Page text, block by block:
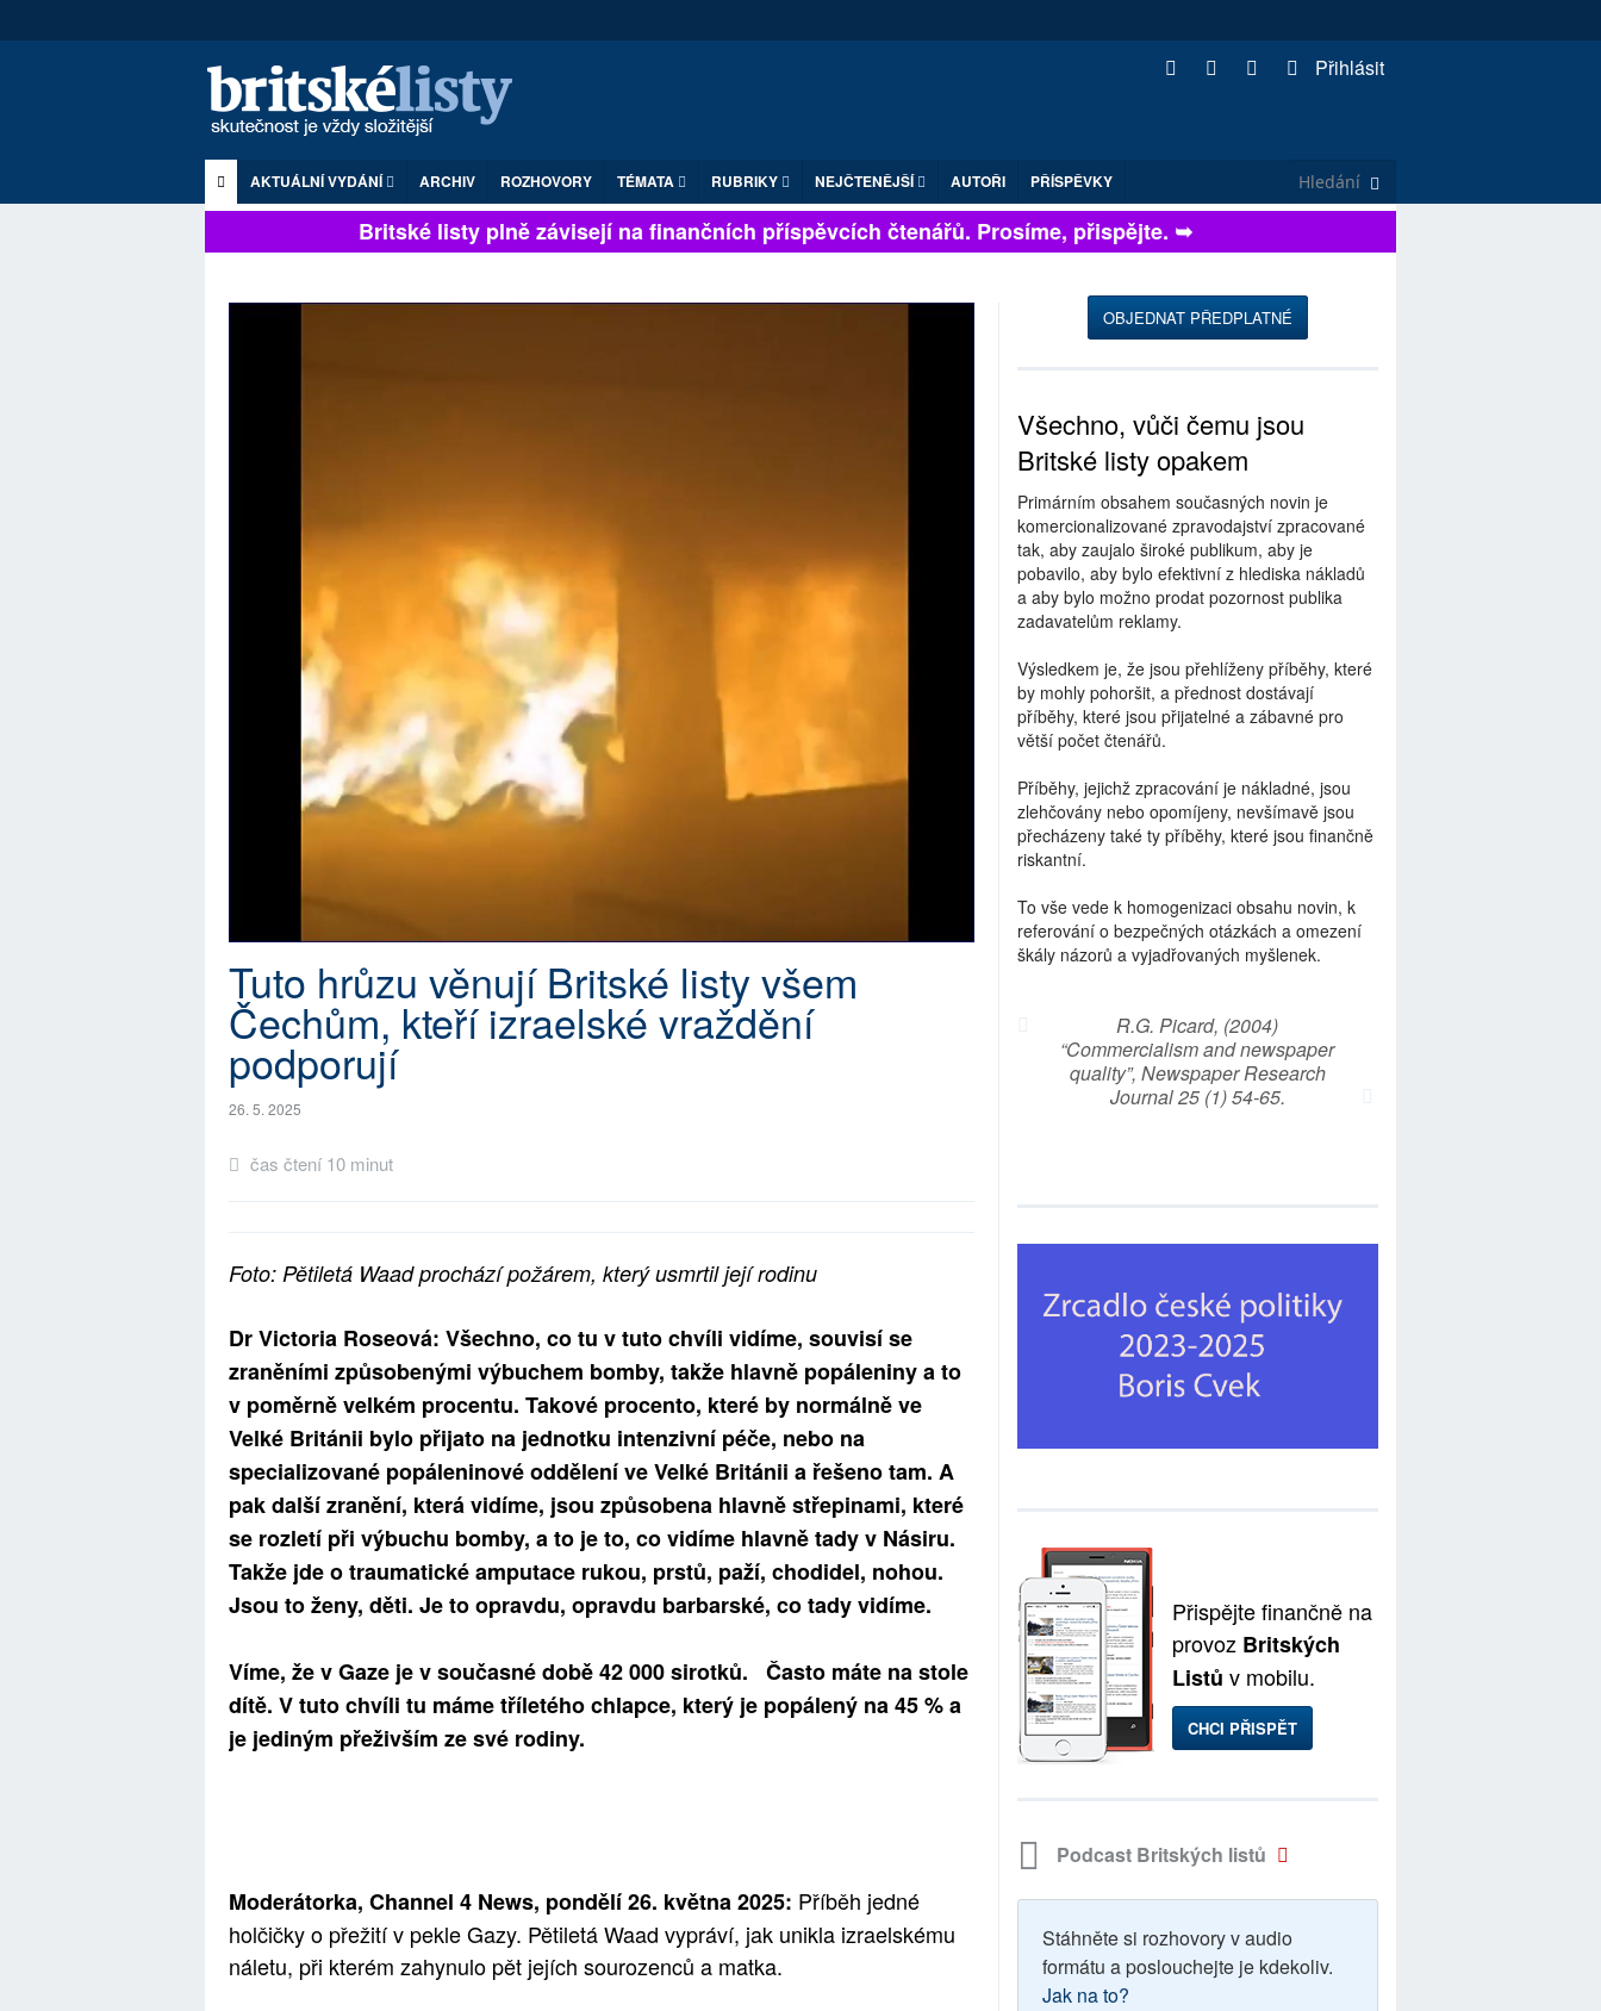
Přihlásit
AKTUÁLNÍ VYDÁNÍ ARCHIV ROZHOVORY TÉMATA RUBRIKY NEJČTENĚJŠÍ AUTOŘI PŘÍSPĚVKY
Britské listy plně závisejí na finančních příspěvcích čtenářů. Prosíme, přispějte. ➥
Tuto hrůzu věnují Britské listy všem
Čechům, kteří izraelské vraždění
podporují
26. 5. 2025
čas čtení 10 minut
Foto: Pětiletá Waad prochází požárem, který usmrtil její rodinu
Dr Victoria Roseová: Všechno, co tu v tuto chvíli vidíme, souvisí se
zraněními způsobenými výbuchem bomby, takže hlavně popáleniny a to
v poměrně velkém procentu. Takové procento, které by normálně ve
Velké Británii bylo přijato na jednotku intenzivní péče, nebo na
specializované popáleninové oddělení ve Velké Británii a řešeno tam. A
pak další zranění, která vidíme, jsou způsobena hlavně střepinami, které
se rozletí při výbuchu bomby, a to je to, co vidíme hlavně tady v Násiru.
Takže jde o traumatické amputace rukou, prstů, paží, chodidel, nohou.
Jsou to ženy, děti. Je to opravdu, opravdu barbarské, co tady vidíme.
Víme, že v Gaze je v současné době 42 000 sirotků. Často máte na stole
dítě. V tuto chvíli tu máme tříletého chlapce, který je popálený na 45 % a
je jediným přeživším ze své rodiny.
Moderátorka, Channel 4 News, pondělí 26. května 2025: Příběh jedné
holčičky o přežití v pekle Gazy. Pětiletá Waad vypráví, jak unikla izraelskému
náletu, při kterém zahynulo pět jejích sourozenců a matka.
OBJEDNAT PŘEDPLATNÉ
Všechno, vůči čemu jsou
Britské listy opakem
Primárním obsahem současných novin je
komercionalizované zpravodajství zpracované
tak, aby zaujalo široké publikum, aby je
pobavilo, aby bylo efektivní z hlediska nákladů
a aby bylo možno prodat pozornost publika
zadavatelům reklamy.
Výsledkem je, že jsou přehlíženy příběhy, které
by mohly pohoršit, a přednost dostávají
příběhy, které jsou přijatelné a zábavné pro
větší počet čtenářů.
Příběhy, jejichž zpracování je nákladné, jsou
zlehčovány nebo opomíjeny, nevšímavě jsou
přecházeny také ty příběhy, které jsou finančně
riskantní.
To vše vede k homogenizaci obsahu novin, k
referování o bezpečných otázkách a omezení
škály názorů a vyjadřovaných myšlenek.
R.G. Picard, (2004)
“Commercialism and newspaper
quality”, Newspaper Research
Journal 25 (1) 54-65.
Přispějte finančně na
provoz Britských
Listů v mobilu.
CHCI PŘISPĚT
Podcast Britských listů
Stáhněte si rozhovory v audio
formátu a poslouchejte je kdekoliv.
Jak na to?